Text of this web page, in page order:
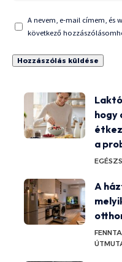
A nevem, e-mail címem, és
következő
hogy
a
A